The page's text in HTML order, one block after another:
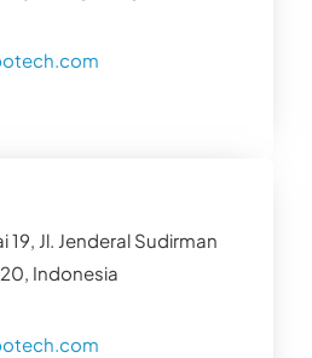
19, Jl. Jenderal Sudirman
Indonesia